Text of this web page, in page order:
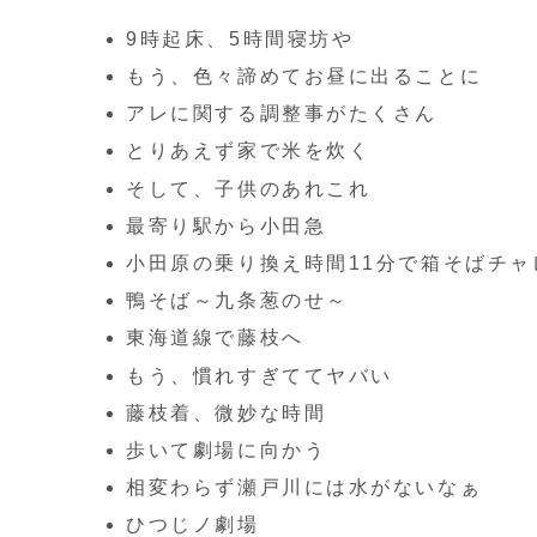
9時起床、5時間寝坊や
もう、色々諦めてお昼に出ることに
アレに関する調整事がたくさん
とりあえず家で米を炊く
そして、子供のあれこれ
最寄り駅から小田急
小田原の乗り換え時間11分で箱そばチャ
鴨そば～九条葱のせ～
東海道線で藤枝へ
もう、慣れすぎててヤバい
藤枝着、微妙な時間
歩いて劇場に向かう
相変わらず瀬戸川には水がないなぁ
ひつじノ劇場